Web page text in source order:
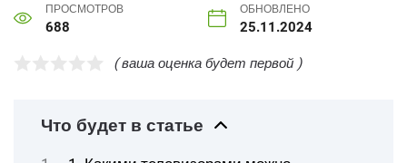
ПРОСМОТРОВ
688
ОБНОВЛЕНО
25.11.2024
( ваша оценка будет первой )
Что будет в статье